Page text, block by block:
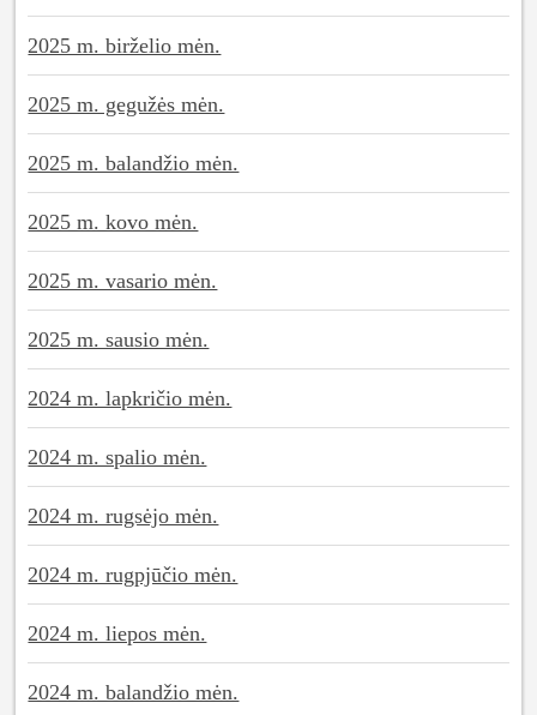
2025 m. birželio mėn.
2025 m. gegužės mėn.
2025 m. balandžio mėn.
2025 m. kovo mėn.
2025 m. vasario mėn.
2025 m. sausio mėn.
2024 m. lapkričio mėn.
2024 m. spalio mėn.
2024 m. rugsėjo mėn.
2024 m. rugpjūčio mėn.
2024 m. liepos mėn.
2024 m. balandžio mėn.